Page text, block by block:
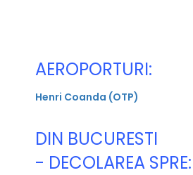
AEROPORTURI:
Henri Coanda (OTP)
DIN BUCURESTI
- DECOLAREA SPRE: